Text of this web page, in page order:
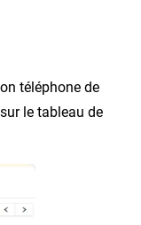
téléphone de
le tableau de